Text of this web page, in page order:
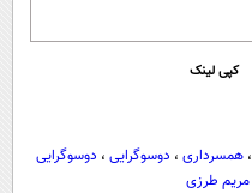
کپی لینک
، همسرداری ، دوسوگرایی ، دوسوگرایی
مریم طرزی